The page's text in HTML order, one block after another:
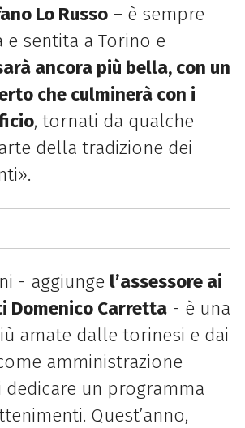
Lo Russo– è sempre
sentita a Torino e
ancora più bella, con un
che culminerà con i
, tornati da qualche
della tradizione dei
- aggiunge l’assessore ai
Domenico Carretta- è una
amate dalle torinesi e dai
amministrazione
dedicare un programma
Quest’anno,